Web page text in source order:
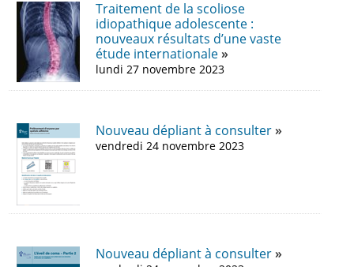
Traitement de la scoliose
idiopathique adolescente :
nouveaux résultats d’une vaste
étude internationale
lundi 27 novembre 2023
Nouveau dépliant à consulter
vendredi 24 novembre 2023
Nouveau dépliant à consulter